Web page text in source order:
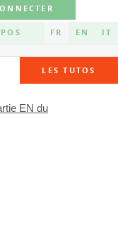
FR EN IT
LES TUTOS
EN du